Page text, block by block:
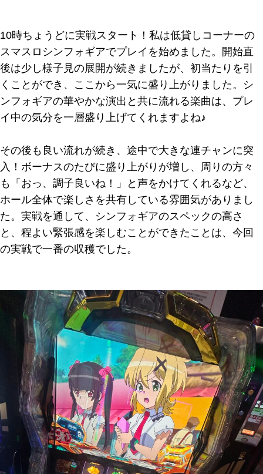
10時ちょうどに実戦スタート！私は低貸しコーナーの
スマスロシンフォギアでプレイを始めました。開始直
後は少し様子見の展開が続きましたが、初当たりを引
くことができ、ここから一気に盛り上がりました。シ
ンフォギアの華やかな演出と共に流れる楽曲は、プレ
イ中の気分を一層盛り上げてくれますよね♪
その後も良い流れが続き、途中で大きな連チャンに突
入！ボーナスのたびに盛り上がりが増し、周りの方々
も「おっ、調子良いね！」と声をかけてくれるなど、
ホール全体で楽しさを共有している雰囲気がありまし
た。実戦を通して、シンフォギアのスペックの高さ
と、程よい緊張感を楽しむことができたことは、今回
の実戦で一番の収穫でした。